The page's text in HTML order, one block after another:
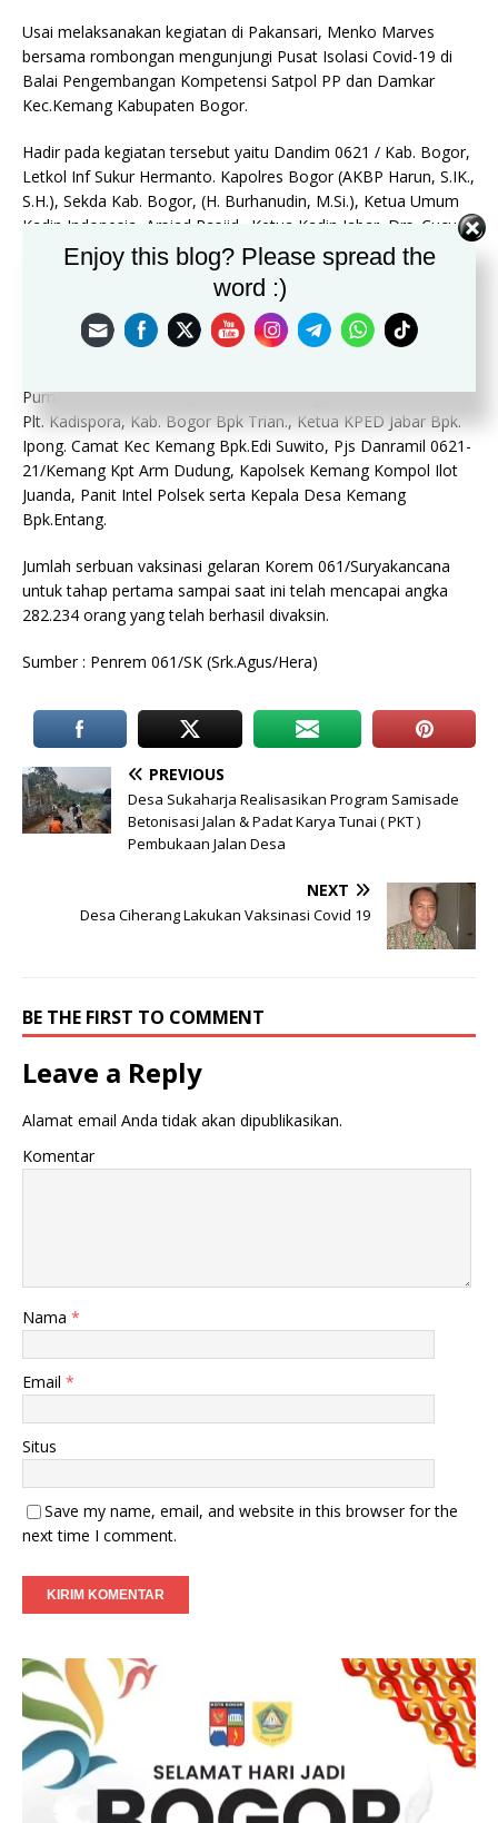
Usai melaksanakan kegiatan di Pakansari, Menko Marves
bersama rombongan mengunjungi Pusat Isolasi Covid-19 di
Balai Pengembangan Kompetensi Satpol PP dan Damkar
Kec.Kemang Kabupaten Bogor.
Hadir pada kegiatan tersebut yaitu Dandim 0621 / Kab. Bogor,
Letkol Inf Sukur Hermanto. Kapolres Bogor (AKBP Harun, S.IK.,
S.H.), Sekda Kab. Bogor, (H. Burhanudin, M.Si.), Ketua Umum
Kadin Indonesia, Arsjad Rasjid., Ketua Kadin Jabar, Drs. Cucu
Sutara, MM., Ketua Kadin Banten, Mulyadi Jaya Baya, Ketua
Kadin Kab.Bogor, Sintha Dec Checawaty, Danramil Cibinong,
Kapten Kav. La Ahmadin, Kapolsek Cibinong, AKP Bayu tri
Nugraha hidayat, SE., SH., MM., Aspem Kesra Kab. Bogor, Bpk.
Hadijana (Ketua Sekretariat Satgas Covid-19), Kadinkes Kab.
Purnawan SH., MH., Kepala PMI Kab. Bogor, Zaenal Mutakin.,
Plt. Kadispora, Kab. Bogor Bpk Trian., Ketua KPED Jabar Bpk.
Ipong. Camat Kec Kemang Bpk.Edi Suwito, Pjs Danramil 0621-
21/Kemang Kpt Arm Dudung, Kapolsek Kemang Kompol Ilot
Juanda, Panit Intel Polsek serta Kepala Desa Kemang
Bpk.Entang.
Jumlah serbuan vaksinasi gelaran Korem 061/Suryakancana
untuk tahap pertama sampai saat ini telah mencapai angka
282.234 orang yang telah berhasil divaksin.
Sumber : Penrem 061/SK (Srk.Agus/Hera)
PREVIOUS
Desa Sukaharja Realisasikan Program Samisade
Betonisasi Jalan & Padat Karya Tunai ( PKT )
Pembukaan Jalan Desa
NEXT
Desa Ciherang Lakukan Vaksinasi Covid 19
BE THE FIRST TO COMMENT
Leave a Reply
Alamat email Anda tidak akan dipublikasikan.
Komentar
Nama *
Email *
Situs
Save my name, email, and website in this browser for the
next time I comment.
Enjoy this blog? Please spread the
word :)